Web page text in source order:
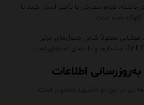
کدام سفارش با تأخیر ارسال شده یا
گلوگاه شده است.
عملیاتی معمولاً شامل جدول‌های جزئی،
اطلاعات
نیز در این دو داشبورد متفاوت است.